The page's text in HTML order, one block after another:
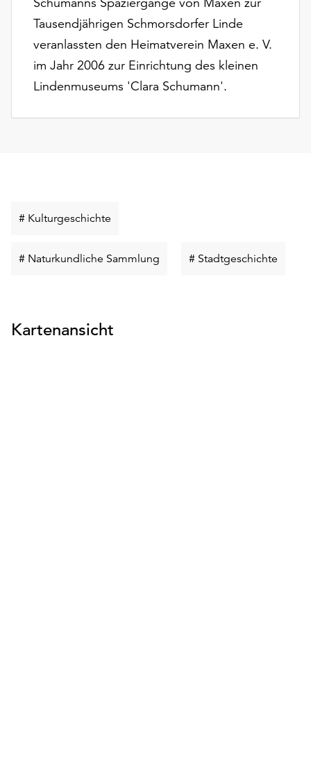
unserer
Datenschutzerklärung
oder
dem
Tausendjährigen Schmorsdorfer Linde
veranlassten den Heimatverein Maxen e. V.
im Jahr 2006 zur Einrichtung des kleinen
Lindenmuseums 'Clara Schumann'.
# Kulturgeschichte
# Naturkundliche Sammlung Schlüsselwort
# Stadtgeschichte
Kartenansicht